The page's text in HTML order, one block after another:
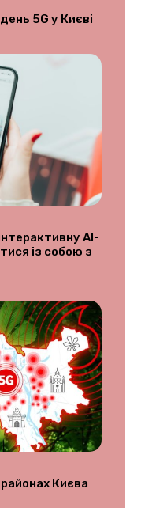
5G у Києві
AI-
із собою з
Києва